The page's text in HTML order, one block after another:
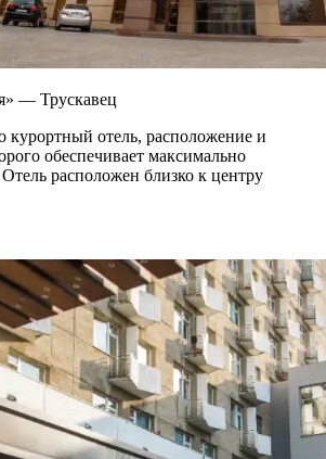
— Трускавец
курортный отель, расположение и
обеспечивает максимально
расположен близко к центру